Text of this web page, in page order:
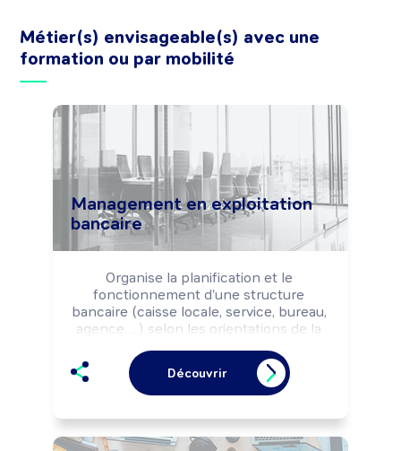
Métier(s) envisageable(s) avec une
formation ou par mobilité
Management en exploitation
bancaire
Organise la planification et le
fonctionnement d'une structure
bancaire (caisse locale, service, bureau,
agence, ...) selon les orientations de la
la réglementation bancaire.
Peut gérer un portefeuille de clients,
représenter son établissement auprès
juridiques et former des collaborateurs
Découvrir